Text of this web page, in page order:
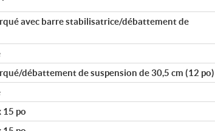
avec barre stabilisatrice/débattement de
débattement de suspension de 30,5 cm (12 po)
15 po